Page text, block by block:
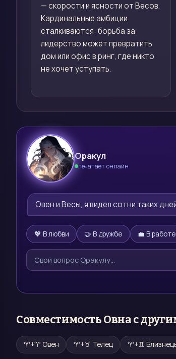
— скорости и ясности от Весов.
Кардинальные амбиции
сталкиваются: борьба за
лидерство может превратить
дом или офис в ринг, где никто
не хочет уступать.
🔮
Оракул
печатает онлайн
Овен и Весы, я видел сотни таких
💖 В любви 🤝 В дружбе 💼 В работе
СовместимостьОвнас
♈+♈ Овен ♈+♉ Телец ♈+♊